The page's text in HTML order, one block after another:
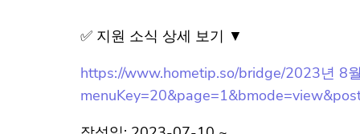
✅ 지원 소식 상세 보기 ▼
https://www.hometip.so/bridge/2023년 8
작성일: 2023-07-10 ~